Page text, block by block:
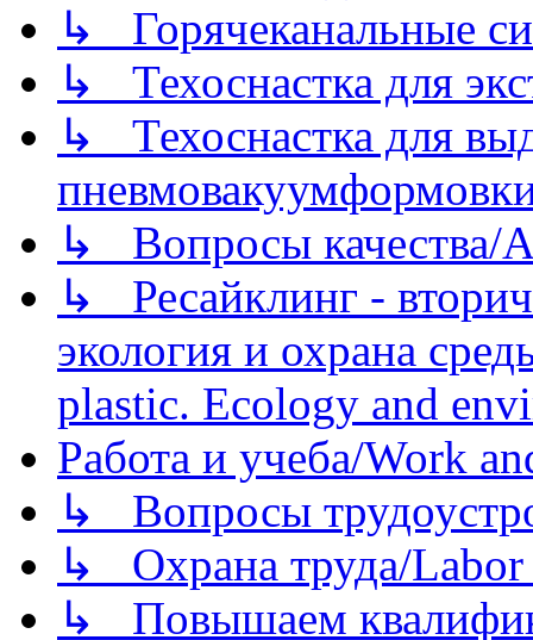
↳ Горячеканальные
↳ Техоснастка для
↳ Техоснастка для
↳ Вопросы качества/
↳ Ресайклинг -
экология и охрана
plastic. Ecology and
Работа и учеба/Work
↳ Вопросы
↳ Охрана труда/Labor
↳ Повышаем